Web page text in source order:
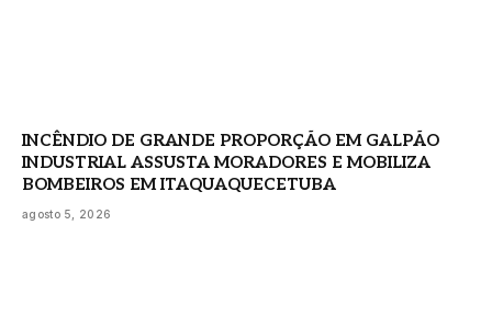
INCÊNDIO DE GRANDE PROPORÇÃO EM GALPÃO
INDUSTRIAL ASSUSTA MORADORES E MOBILIZA
BOMBEIROS EM ITAQUAQUECETUBA
agosto 5, 2026